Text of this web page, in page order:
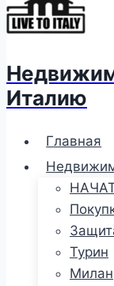
Италию
Главная
Турин
Милан